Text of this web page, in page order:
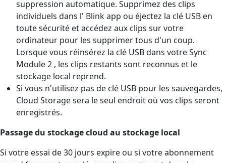
suppression automatique. Supprimez des clips
individuels dans l' Blink app ou éjectez la clé USB en
toute sécurité et accédez aux clips sur votre
ordinateur pour les supprimer tous d'un coup.
Lorsque vous réinsérez la clé USB dans votre Sync
Module 2 , les clips restants sont reconnus et le
stockage local reprend.
Si vous n'utilisez pas de clé USB pour les sauvegardes,
Cloud Storage sera le seul endroit où vos clips seront
enregistrés.
Passage du stockage cloud au stockage local
Si votre essai de 30 jours expire ou si votre abonnement